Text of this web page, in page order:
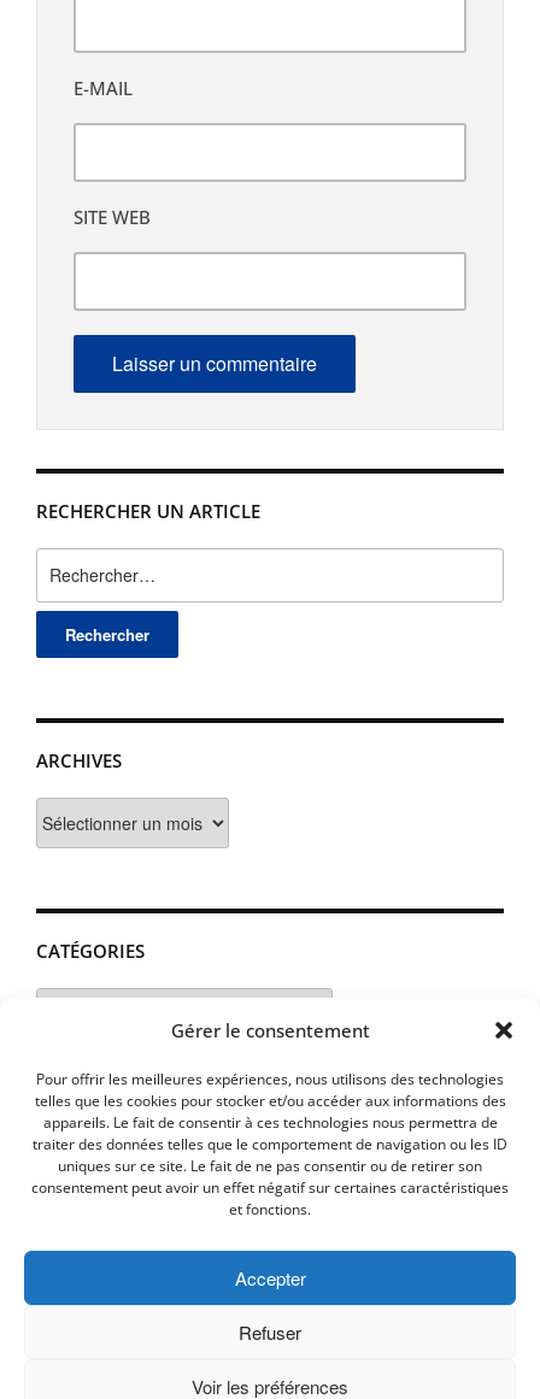
Gérer le consentement
Pour offrir les meilleures expériences, nous utilisons des technologies
telles que les cookies pour stocker et/ou accéder aux informations des
appareils. Le fait de consentir à ces technologies nous permettra de
traiter des données telles que le comportement de navigation ou les ID
uniques sur ce site. Le fait de ne pas consentir ou de retirer son
consentement peut avoir un effet négatif sur certaines caractéristiques
et fonctions.
Accepter
Refuser
Voir les préférences
RECHERCHER UN ARTICLE
ARCHIVES
CATÉGORIES
Catégories
E-MAIL
SITE WEB
PLAN D’ACCES
Copyright © 2026 Commune de Lavalette - Aude.